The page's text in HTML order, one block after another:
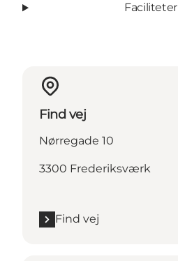
Faciliteter
Find vej
Nørregade 10
3300 Frederiksværk
Find vej